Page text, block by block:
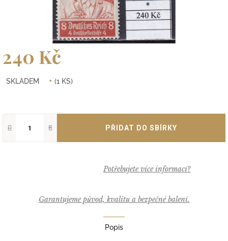
240 Kč
cena:
SKLADEM (1 KS)
+
−
Garantujeme původ, kvalitu a bezpečné balení.
Popis